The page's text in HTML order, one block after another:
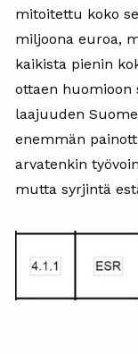
mitoitettu koko
miljoona euroa,
kaikista pienin
ottaen huomioon
laajuuden
enemmän
arvatenkin
mutta syrjintä